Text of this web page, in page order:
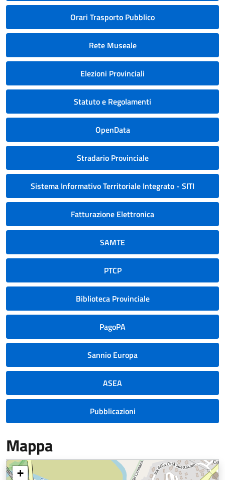
Orari Trasporto Pubblico
Rete Museale
Elezioni Provinciali
Statuto e Regolamenti
OpenData
Stradario Provinciale
Sistema Informativo Territoriale Integrato - SITI
Fatturazione Elettronica
SAMTE
PTCP
Biblioteca Provinciale
PagoPA
Sannio Europa
ASEA
Pubblicazioni
Mappa
+